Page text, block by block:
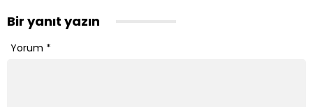
Bir yanıt yazın
Yorum *